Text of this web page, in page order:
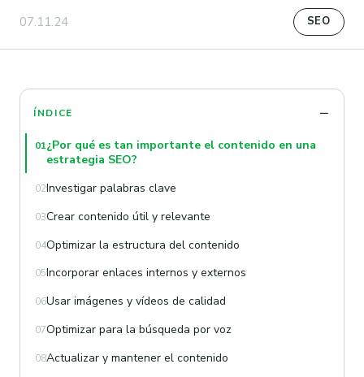
07.11.24 SEO
ÍNDICE
01¿Por qué es tan importante el contenido en una
estrategia SEO?
02Investigar palabras clave
03Crear contenido útil y relevante
04Optimizar la estructura del contenido
05Incorporar enlaces internos y externos
06Usar imágenes y vídeos de calidad
07Optimizar para la búsqueda por voz
08Actualizar y mantener el contenido